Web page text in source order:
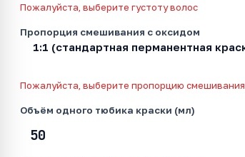
Пожалуйста, выберите густоту волос
Пропорция смешивания с оксидом
Пожалуйста, выберите пропорцию смешивания
Объём одного тюбика краски (мл)